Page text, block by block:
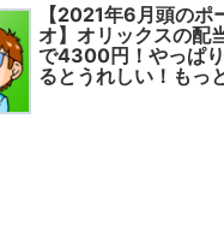
【2021年6月頭のポ
オ】オリックスの配
で4300円！やっぱ
るとうれしい！もっ